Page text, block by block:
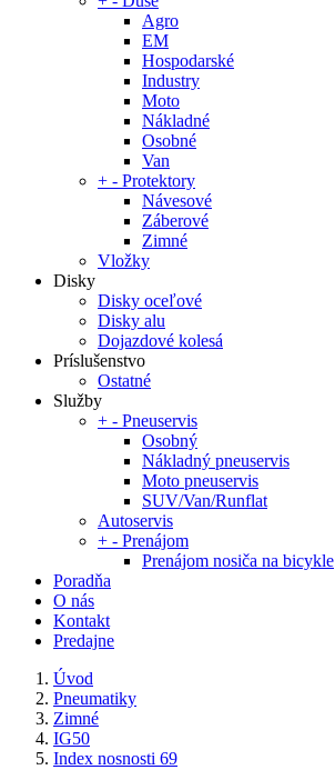
Agro
EM
Hospodarské
Industry
Moto
Nákladné
Osobné
Van
+ - Protektory
Návesové
Záberové
Zimné
Vložky
Disky
Disky oceľové
Disky alu
Dojazdové kolesá
Príslušenstvo
Ostatné
Služby
+ - Pneuservis
Osobný
Nákladný pneuservis
Moto pneuservis
SUV/Van/Runflat
Autoservis
+ - Prenájom
Prenájom nosiča na bicykle
Poradňa
O nás
Kontakt
Predajne
Úvod
Pneumatiky
Zimné
IG50
Index nosnosti 69